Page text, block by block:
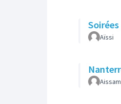
Aïssi
Aissam